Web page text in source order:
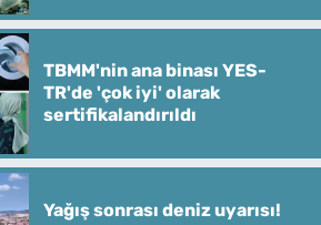
TBMM'nin ana binası YES-
TR'de 'çok iyi' olarak
sertifikalandırıldı
Yağış sonrası deniz uyarısı!